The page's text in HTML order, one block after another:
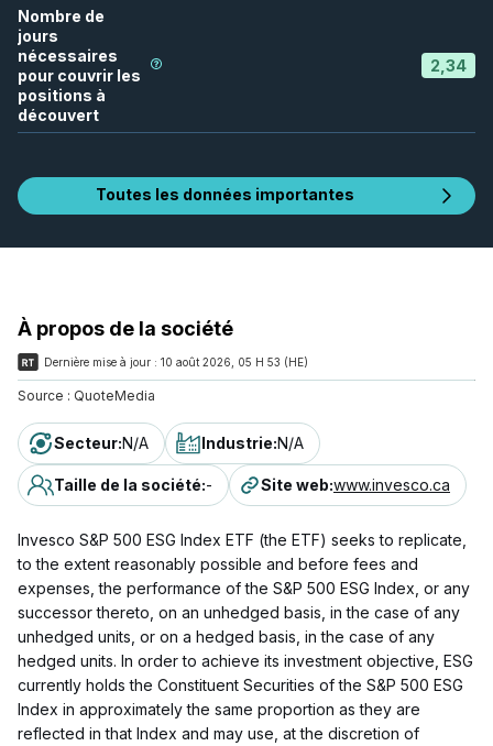
Nombre de
jours
nécessaires
pour couvrir les
positions à
découvert
2,34
Toutes les données importantes
À propos de la société
Dernière mise à jour : 10 août 2026, 05 H 53 (HE)
Source : QuoteMedia
Secteur:N/A Industrie:N/A
Taille de la société:- Site web:www.invesco.ca
Invesco S&P 500 ESG Index ETF (the ETF) seeks to replicate,
to the extent reasonably possible and before fees and
expenses, the performance of the S&P 500 ESG Index, or any
successor thereto, on an unhedged basis, in the case of any
unhedged units, or on a hedged basis, in the case of any
hedged units. In order to achieve its investment objective, ESG
currently holds the Constituent Securities of the S&P 500 ESG
Index in approximately the same proportion as they are
reflected in that Index and may use, at the discretion of